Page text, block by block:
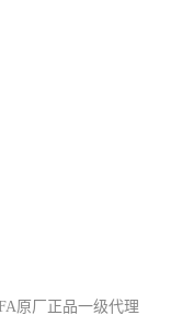
原厂正品一级代理